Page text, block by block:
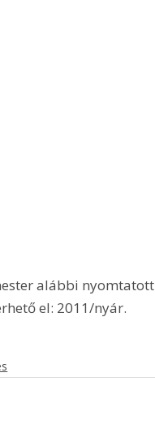
alábbi nyomtatott
el: 2011/nyár.